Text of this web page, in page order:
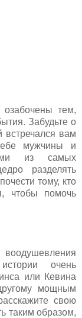
тем,
. Забудьте о
встречался вам
мужчины и
из самых
разделять
тому, кто
чтобы помочь
очень
или Кевина
мощным
свою
таким образом,